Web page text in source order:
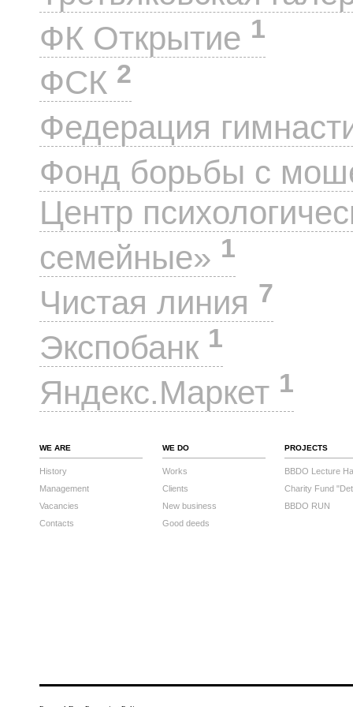
ФК Открытие 1
ФСК 2
Федерация
Фонд борьбы с
Центр
семейные» 1
Чистая линия 7
Экспобанк 1
Яндекс.Маркет 1
WE ARE
History
Management
Vacancies
Contacts
WE DO
Works
Clients
New business
Good deeds
PROJECTS
BBDO Lecture
Charity Fund
BBDO RUN